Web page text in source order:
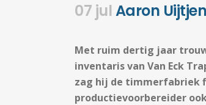
07 julAaron
Met ruim dertig jaar
inventaris van Van Eck
zag hij de timmerfabriek
productievoorbereider